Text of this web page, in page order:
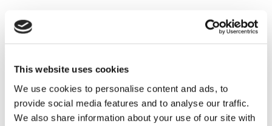
This website uses cookies
We use cookies to personalise content and ads, to
provide social media features and to analyse our traffic.
We also share information about your use of our site with
Türkei Kliniken
Spain Kliniken
Poland Kliniken
Thailand Kliniken
Hungary Kliniken
Colombia Kliniken
Beliebte Behandlungen in Türkei